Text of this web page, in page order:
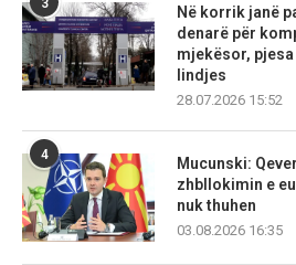
3
Në korrik janë
denarë për
mjekësor,
lindjes
28.07.2026 15:52
4
Mucunski:
zhbllokimin e
nuk thuhen
03.08.2026 16:35